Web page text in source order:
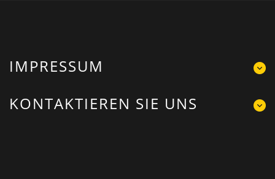
IMPRESSUM
KONTAKTIEREN SIE UNS